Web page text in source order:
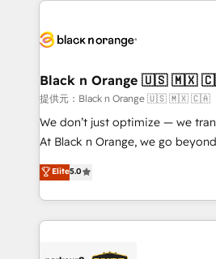
embark on a transformational
business up for long-term
business. If not now, when?
référencement, votre stratégie
projet HubSpot avec DIGITALISIM : 🧽
migration et intégration des
Développement des interfaces
métiers ⚙️ Configuration de la plateforme HubSpot
Book Process & Guidelines
Formations des utilisateurs
Black n Orange 🇺🇸 🇲🇽
提供元：Black n Orange 🇺🇸 🇲🇽 🇨🇦
We don’t just optimize — we
At Black n Orange, we go
Marketing with our exclusive
BOOMS and BOOST. Together,
combination that has driven
businesses worldwide. As Elite HubSpot Partners, we
Elite5.0